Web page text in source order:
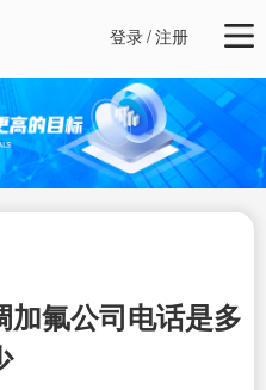
登录/注册
氟公司电话是多